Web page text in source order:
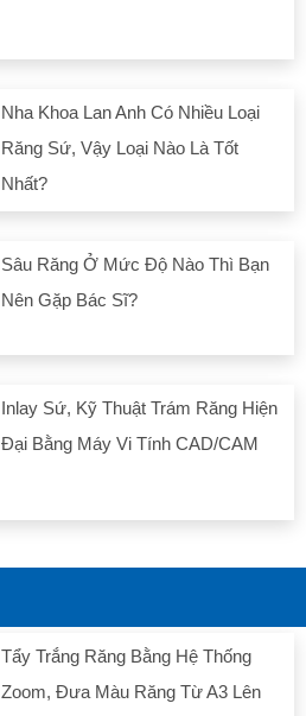
Nha Khoa Lan Anh Có Nhiều Loại
Răng Sứ, Vậy Loại Nào Là Tốt
Nhất?
Sâu Răng Ở Mức Độ Nào Thì Bạn
Nên Gặp Bác Sĩ?
Inlay Sứ, Kỹ Thuật Trám Răng Hiện
Đại Bằng Máy Vi Tính CAD/CAM
Tẩy Trắng Răng Bằng Hệ Thống
Zoom, Đưa Màu Răng Từ A3 Lên